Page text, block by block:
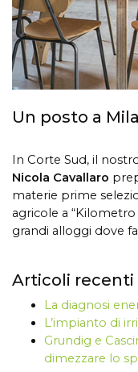
Un posto a
In Corte Sud, il
Nicola Cavallaro
materie prime
agricole a “Kilometro
grandi alloggi dove
Articoli recenti
La diagnosi
L’impianto di
Grundig e
dimezzare lo